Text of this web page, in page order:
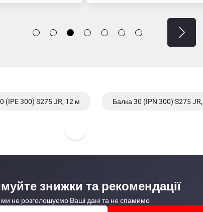
(IPE 300) S275 JR, 12 м Балка 30 (IPN 300) S275
знижки та рекомендації
ми не розголошуємо Ваші дані та не спамимо